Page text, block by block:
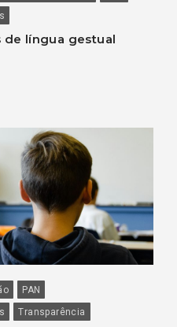
de língua gestual
PAN
Transparência